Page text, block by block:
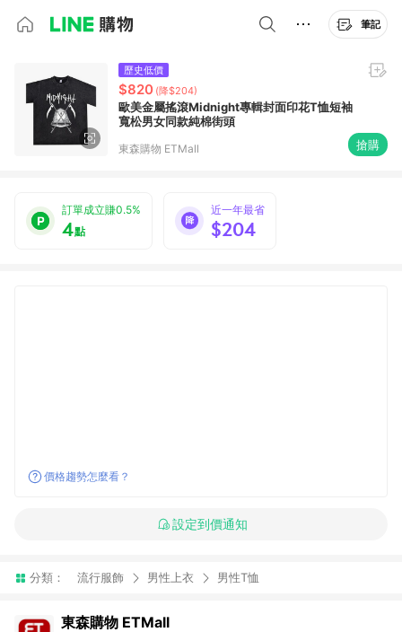
筆記
歷史低價
$820 (降$204)
歐美金屬搖滾Midnight專輯封面印花T恤短袖
寬松男女同款純棉街頭
東森購物 ETMall 搶購
訂單成立賺0.5%
4點
近一年最省
$204
價格趨勢怎麼看？
設定到價通知
分類： 流行服飾 男性上衣 男性T恤
東森購物 ETMall